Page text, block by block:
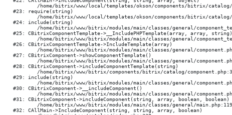
#23: require(string)
#24: include(string)
#25: CBitrixComponentTemplate->__IncludePHPTemplate(array, array, string)
#26: CBitrixComponentTemplate->IncludeTemplate(array)
#27: CBitrixComponent->showComponentTemplate()
#28: CBitrixComponent->includeComponentTemplate(string)
#29: include(string)
#30: CBitrixComponent->__includeComponent()
#31: CBitrixComponent->includeComponent(string, array, boolean, boolean)
#32: CAllMain->IncludeComponent(string, string, array, boolean)